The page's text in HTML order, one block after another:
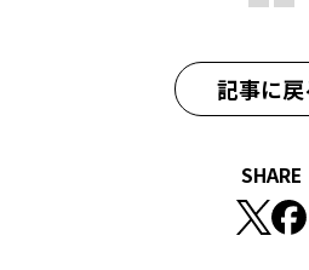
記事に戻
SHARE